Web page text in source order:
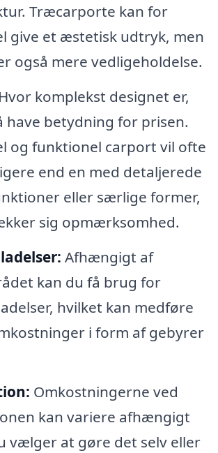
Træcarporte kan for
give et æstetisk udtryk, men
også mere vedligeholdelse.
Hvor komplekst designet er,
have betydning for prisen.
og funktionel carport vil ofte
end en med detaljerede
eller særlige former,
sig opmærksomhed.
Afhængigt af
kan du få brug for
hvilket kan medføre
i form af gebyrer
Omkostningerne ved
kan variere afhængigt
vælger at gøre det selv eller